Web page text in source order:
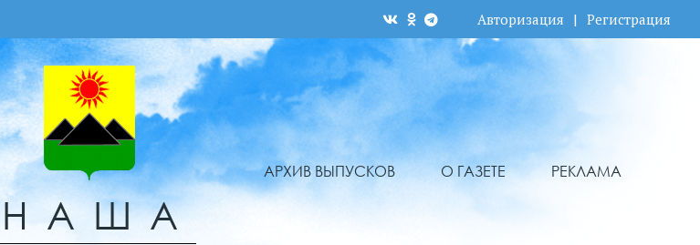
Авторизация | Регистрация
НАША
АРХИВ ВЫПУСКОВ О ГАЗЕТЕ РЕКЛАМА